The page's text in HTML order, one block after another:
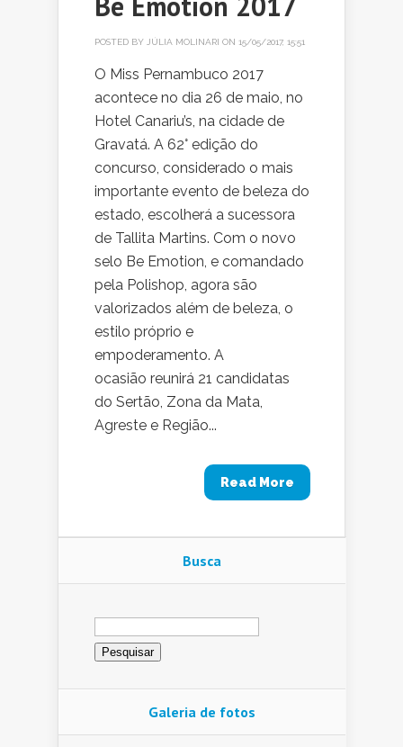
POSTED BY JÚLIA MOLINARI ON 15/05/2017, 15:51
O Miss Pernambuco 2017
acontece no dia 26 de maio, no
Hotel Canariu’s, na cidade de
Gravatá. A 62° edição do
concurso, considerado o mais
importante evento de beleza do
estado, escolherá a sucessora
de Tallita Martins. Com o novo
selo Be Emotion, e comandado
pela Polishop, agora são
valorizados além de beleza, o
estilo próprio e
empoderamento. A
ocasião reunirá 21 candidatas
do Sertão, Zona da Mata,
Agreste e Região...
Read More
Busca
Pesquisar
por:
Galeria de fotos